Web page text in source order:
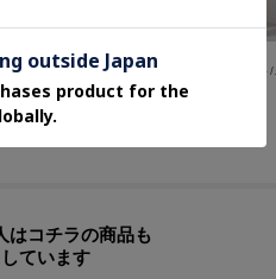
TK(Men)
【接触冷感/ベルト要らず/洗濯機OK/セットアップ可】ナイロンストレッチイージーパンツ
10%OFF
【接触冷感
¥5,500
はコチラの商品も
ています